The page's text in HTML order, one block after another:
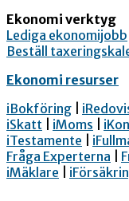
Ekonomi verktyg
Lediga ekonomijobb
Beställ
Ekonomi resurser
iBokföring
iSkatt
iMoms
iTestamente
Fråga Experterna
iMäklare